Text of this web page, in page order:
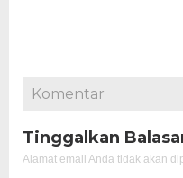
Komentar
Tinggalkan
Alamat email Anda tidak akan